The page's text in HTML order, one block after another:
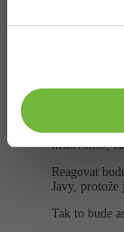
Nahoru
3 příspěvky
jsem
nedovolilo,
Reagovat
Javy,
Tak to bude